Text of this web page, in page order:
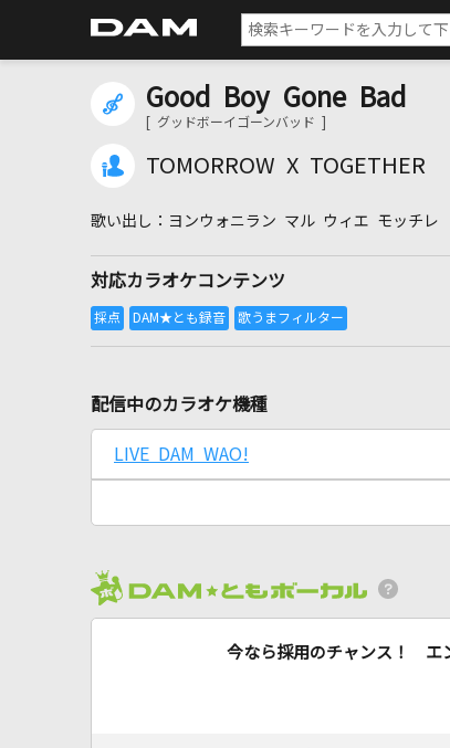
Good Boy Gone Bad
[ グッドボーイゴーンバッド ]
TOMORROW X TOGETHER
ヨンウォニラン マル ウィエ モッチレ
対応カラオケコンテンツ
配信中のカラオケ機種
LIVE DAM WAO!
今なら採用のチャンス！ エ